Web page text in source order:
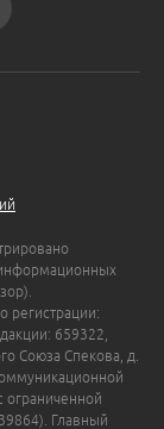
регистрации:
659322,
Союза Спекова, д.
ограниченной
Главный